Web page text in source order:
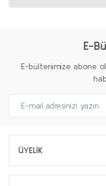
E-
E-bültenimize abone
ÜYELİK